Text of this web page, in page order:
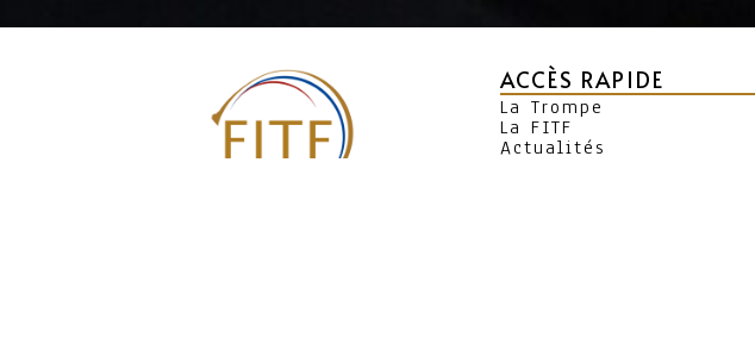
ACCÈS RAPIDE
La Trompe
La FITF
Actualités